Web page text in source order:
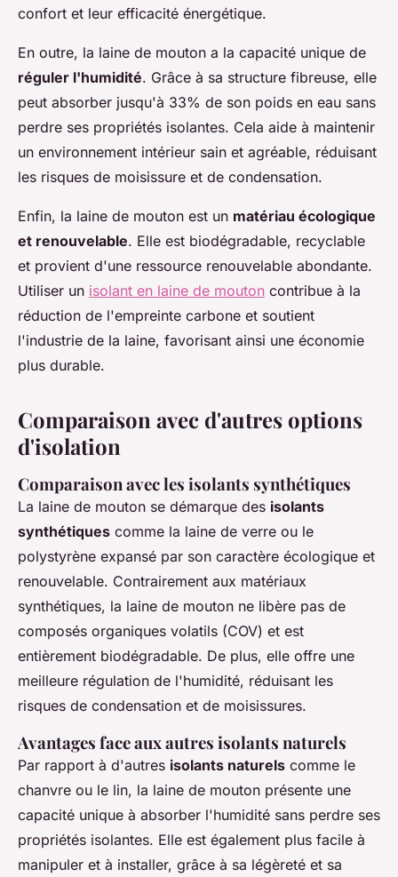
confort et leur efficacité énergétique.
En outre, la laine de mouton a la capacité unique de
réguler l'humidité. Grâce à sa structure fibreuse, elle
peut absorber jusqu'à 33% de son poids en eau sans
perdre ses propriétés isolantes. Cela aide à maintenir
un environnement intérieur sain et agréable, réduisant
les risques de moisissure et de condensation.
Enfin, la laine de mouton est un matériau écologique
et renouvelable. Elle est biodégradable, recyclable
et provient d'une ressource renouvelable abondante.
Utiliser un isolant en laine de mouton contribue à la
réduction de l'empreinte carbone et soutient
l'industrie de la laine, favorisant ainsi une économie
plus durable.
Comparaison avec d'autres options
d'isolation
Comparaison avec les isolants synthétiques
La laine de mouton se démarque des isolants
synthétiques comme la laine de verre ou le
polystyrène expansé par son caractère écologique et
renouvelable. Contrairement aux matériaux
synthétiques, la laine de mouton ne libère pas de
composés organiques volatils (COV) et est
entièrement biodégradable. De plus, elle offre une
meilleure régulation de l'humidité, réduisant les
risques de condensation et de moisissures.
Avantages face aux autres isolants naturels
Par rapport à d'autres isolants naturels comme le
chanvre ou le lin, la laine de mouton présente une
capacité unique à absorber l'humidité sans perdre ses
propriétés isolantes. Elle est également plus facile à
manipuler et à installer, grâce à sa légèreté et sa